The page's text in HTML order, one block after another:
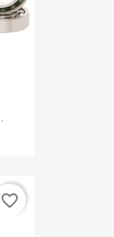
favorite_border